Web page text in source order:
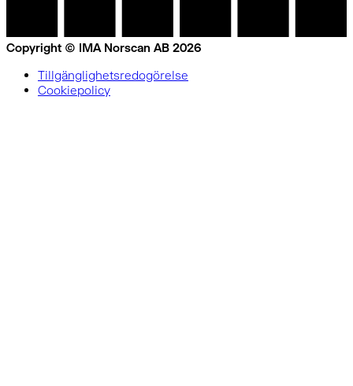
Copyright © IMA Norscan AB 2026
Tillgänglighetsredogörelse
Cookiepolicy